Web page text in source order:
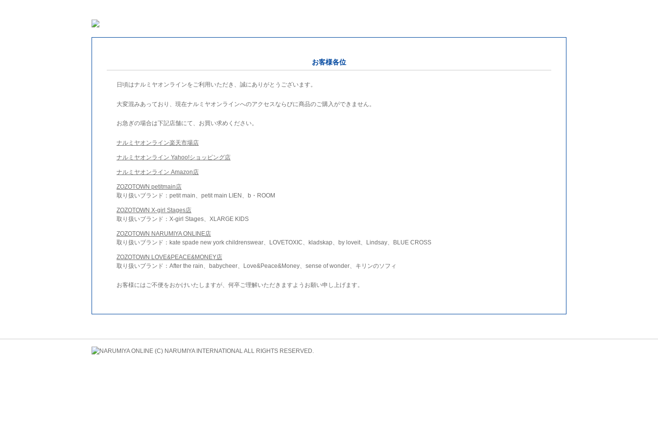
お客様各位
日頃はナルミヤオンラインをご利用いただき、誠にありがとうございます。
大変混みあっており、現在ナルミヤオンラインへのアクセスならびに商品のご購入ができません。
お急ぎの場合は下記店舗にて、お買い求めください。
ナルミヤオンライン楽天市場店
ナルミヤオンライン Yahoo!ショッピング店
ナルミヤオンライン Amazon店
ZOZOTOWN petitmain店
取り扱いブランド：petit main、petit main LIEN、b・ROOM
ZOZOTOWN X-girl Stages店
取り扱いブランド：X-girl Stages、XLARGE KIDS
ZOZOTOWN NARUMIYA ONLINE店
取り扱いブランド：kate spade new york childrenswear、LOVETOXIC、kladskap、by loveit、Lindsay、BLUE CROSS
ZOZOTOWN LOVE&PEACE&MONEY店
取り扱いブランド：After the rain、babycheer、Love&Peace&Money、sense of wonder、キリンのソフィ
お客様にはご不便をおかけいたしますが、何卒ご理解いただきますようお願い申し上げます。